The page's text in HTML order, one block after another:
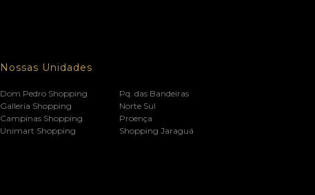
Nossas Unidades
Dom Pedro Shopping
Galleria Shopping
Campinas Shopping
Unimart Shopping
Pq. das Bandeiras
Norte Sul
Proença
Shopping Jaraguá